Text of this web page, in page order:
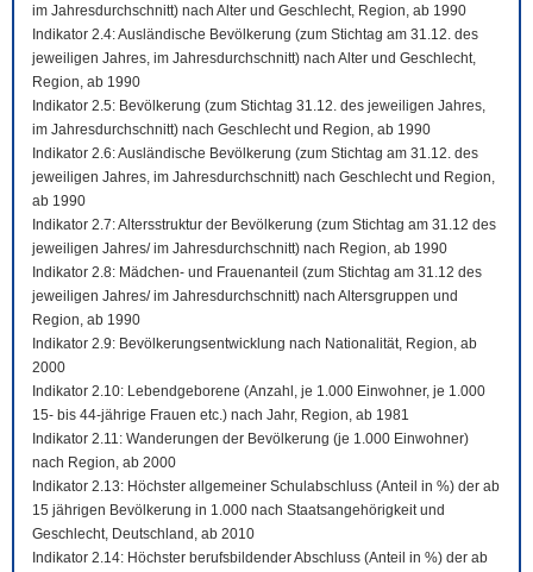
im Jahresdurchschnitt) nach Alter und Geschlecht, Region, ab 1990
Indikator 2.4: Ausländische Bevölkerung (zum Stichtag am 31.12. des
jeweiligen Jahres, im Jahresdurchschnitt) nach Alter und Geschlecht,
Region, ab 1990
Indikator 2.5: Bevölkerung (zum Stichtag 31.12. des jeweiligen Jahres,
im Jahresdurchschnitt) nach Geschlecht und Region, ab 1990
Indikator 2.6: Ausländische Bevölkerung (zum Stichtag am 31.12. des
jeweiligen Jahres, im Jahresdurchschnitt) nach Geschlecht und Region,
ab 1990
Indikator 2.7: Altersstruktur der Bevölkerung (zum Stichtag am 31.12 des
jeweiligen Jahres/ im Jahresdurchschnitt) nach Region, ab 1990
Indikator 2.8: Mädchen- und Frauenanteil (zum Stichtag am 31.12 des
jeweiligen Jahres/ im Jahresdurchschnitt) nach Altersgruppen und
Region, ab 1990
Indikator 2.9: Bevölkerungsentwicklung nach Nationalität, Region, ab
2000
Indikator 2.10: Lebendgeborene (Anzahl, je 1.000 Einwohner, je 1.000
15- bis 44-jährige Frauen etc.) nach Jahr, Region, ab 1981
Indikator 2.11: Wanderungen der Bevölkerung (je 1.000 Einwohner)
nach Region, ab 2000
Indikator 2.13: Höchster allgemeiner Schulabschluss (Anteil in %) der ab
15 jährigen Bevölkerung in 1.000 nach Staatsangehörigkeit und
Geschlecht, Deutschland, ab 2010
Indikator 2.14: Höchster berufsbildender Abschluss (Anteil in %) der ab